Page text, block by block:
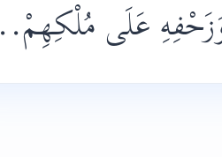
عَلَى مُلْكِهِمْ..